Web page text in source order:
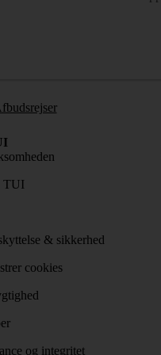
TUI
& sikkerhed
cookies
og integritet